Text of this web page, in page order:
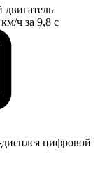
ч за 9,8 с
цифровой